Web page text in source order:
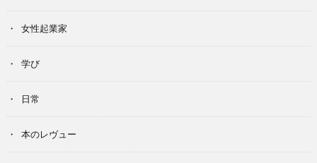
女性起業家
学び
日常
本のレヴュー